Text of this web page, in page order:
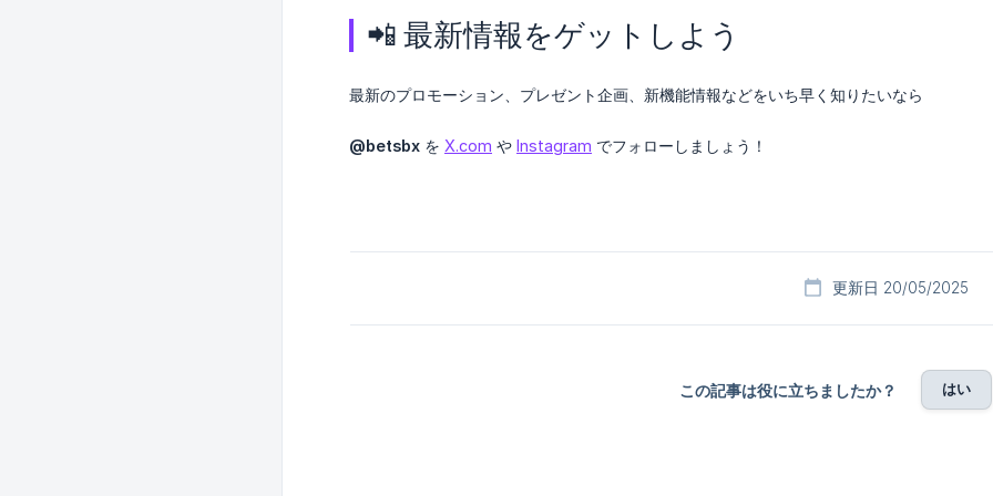
📲 最新情報をゲットしよう
最新のプロモーション、プレゼント企画、新機能情報などをいち早く知りたいなら
@betsbx を X.com や Instagram でフォローしましょう！
更新日 20/05/2025
この記事は役に立ちましたか？ はい